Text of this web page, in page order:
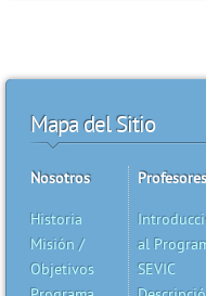
Mapa del Sitio
Nosotros
Historia
Misión /
Objetivos
Profesores
al
SEVIC